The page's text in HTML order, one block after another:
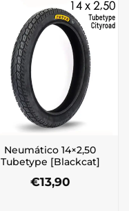
Neumático 14×2,50
Tubetype [Blackcat]
€13,90